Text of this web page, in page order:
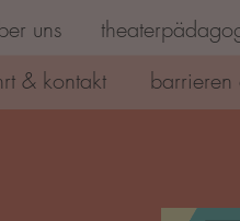
uns
& kontakt barrieren